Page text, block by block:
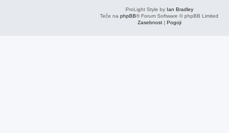
ProLight Style by Ian Bradley
Teče na phpBB® Forum Software © phpBB Limited
Zasebnost| Pogoji